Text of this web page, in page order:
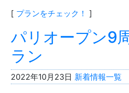
[ プランをチェック！ ]
パリオープン9
ラン
2022年10月23日 新着情報一覧